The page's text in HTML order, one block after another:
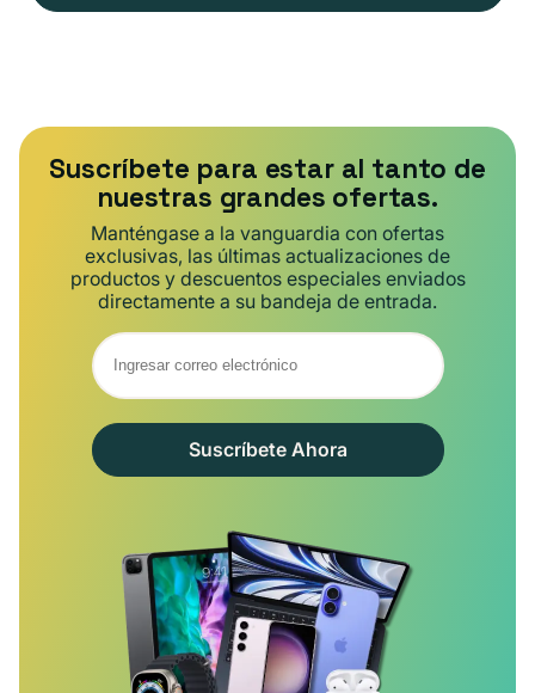
Suscríbete para estar al tanto de
nuestras grandes ofertas.
Manténgase a la vanguardia con ofertas
exclusivas, las últimas actualizaciones de
productos y descuentos especiales enviados
directamente a su bandeja de entrada.
Suscríbete Ahora